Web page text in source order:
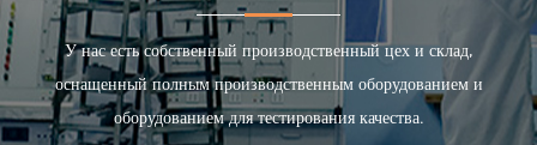
У нас есть собственный производственный цех и склад,
оснащенный полным производственным оборудованием и
оборудованием для тестирования качества.